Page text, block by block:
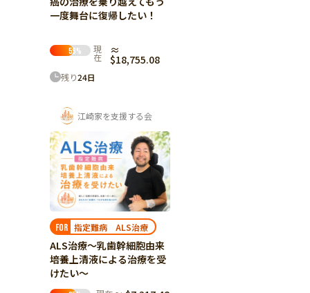
一度舞台に復帰したい！
59% 現
在
≈
$18,755.08
残り24日
江崎家を支援する会
FOR 指定難病 ALS治療
ALS治療～乳歯幹細胞由来
培養上清液による治療を受
けたい～